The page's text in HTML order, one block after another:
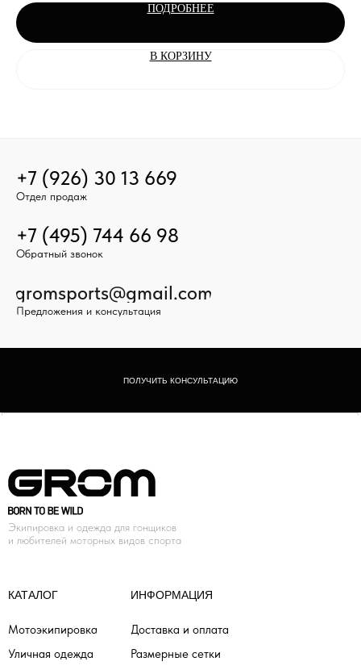
ПОДРОБНЕЕ
В КОРЗИНУ
+7 (495) 744 66 98
gromsports@gmail.com
Предложения и консультация
ПОЛУЧИТЬ КОНСУЛЬТАЦИЮ
+7 (926) 30 13 669
Отдел продаж
Обратный звонок
КАТАЛОГ
Мотоэкипировка
Уличная одежда
ИНФОРМАЦИЯ
Доставка и оплата
Размерные сетки
Экипировка и одежда для гонщиков
и любителей моторных видов спорта